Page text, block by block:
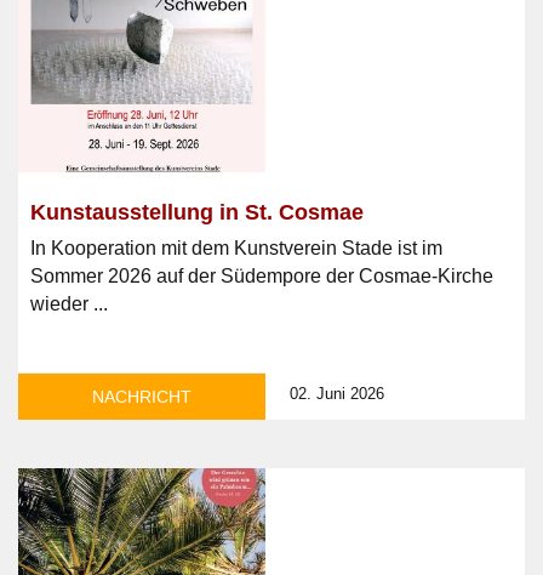
Kunstausstellung in St. Cosmae
In Kooperation mit dem Kunstverein Stade ist im
Sommer 2026 auf der Südempore der Cosmae-Kirche
wieder ...
NACHRICHT 02. Juni 2026